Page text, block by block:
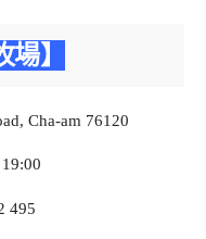
場】
Cha-am 76120
495